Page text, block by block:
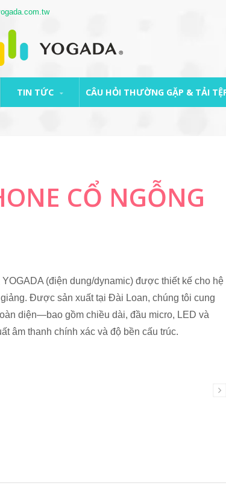
TIN TỨC CÂU HỎI THƯỜNG GẶP & TẢI
CỔ NGỖNG
(điện dung/dynamic) được thiết kế cho hệ
Được sản xuất tại Đài Loan, chúng tôi cung
diện—bao gồm chiều dài, đầu micro, LED và
âm thanh chính xác và độ bền cấu trúc.